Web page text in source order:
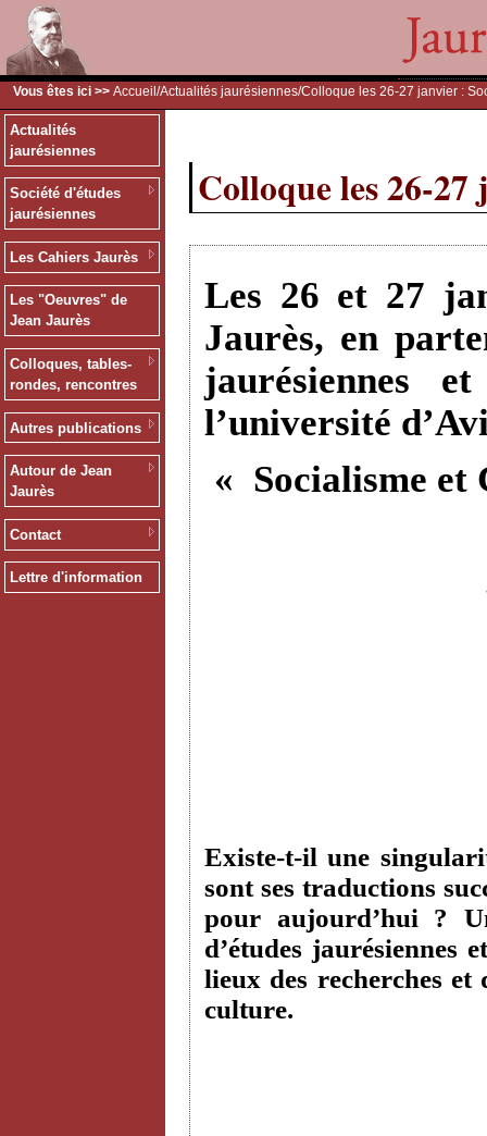
Vous êtes ici >> Accueil /Actualités jaurésiennes/Colloque les 26-27 janvier :
Actualités
jaurésiennes
Société d'études
jaurésiennes
Les Cahiers Jaurès
Les "Oeuvres" de
Jean Jaurès
Colloques, tables-
rondes, rencontres
Autres publications
Autour de Jean
Jaurès
Contact
Lettre d'information
Colloque les 26-
Les 26 et 27
Jaurès, en
jaurésiennes
l’université
« Socialisme et
Existe-t-il une
sont ses traductions
pour aujourd’hui ?
d’études jaurésiennes
lieux des recherches
culture.